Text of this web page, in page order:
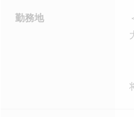
勤務地